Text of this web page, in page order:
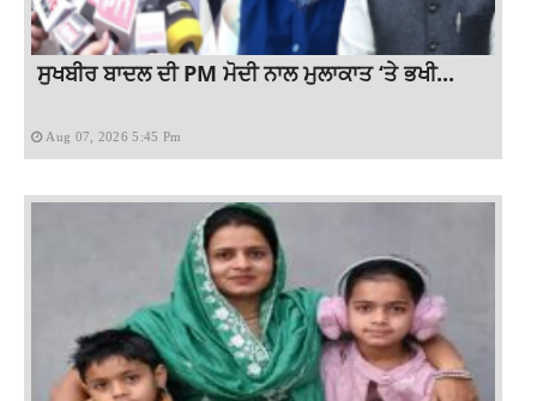
ਸੁਖਬੀਰ ਬਾਦਲ ਦੀ PM ਮੋਦੀ ਨਾਲ ਮੁਲਾਕਾਤ ‘ਤੇ ਭਖੀ...
Aug 07, 2026 5:45 Pm